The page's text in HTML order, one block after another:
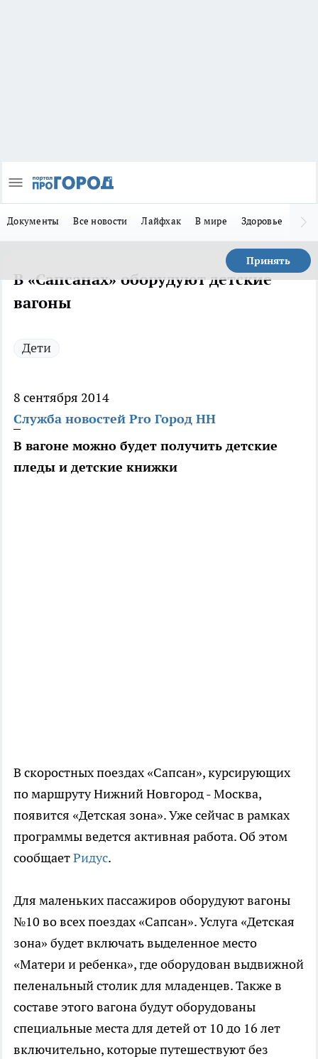
Документы Все новости Лайфхак В мире Здоровье
Принять
В «Сапсанах» оборудуют детские
вагоны
Дети
8 сентября 2014
Служба новостей Pro Город НН
В вагоне можно будет получить детские
пледы и детские книжки
В скоростных поездах «Сапсан», курсирующих
по маршруту Нижний Новгород - Москва,
появится «Детская зона». Уже сейчас в рамках
программы ведется активная работа. Об этом
сообщаетРидус.
Для маленьких пассажиров оборудуют вагоны
№10 во всех поездах «Сапсан». Услуга «Детская
зона» будет включать выделенное место
«Матери и ребенка», где оборудован выдвижной
пеленальный столик для младенцев. Также в
составе этого вагона будут оборудованы
специальные места для детей от 10 до 16 лет
включительно, которые путешествуют без